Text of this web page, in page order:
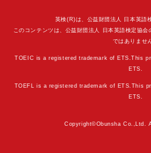
英検(R)は、公益財団法人 日本英語
このコンテンツは、公益財団法人 日本英語検定協
ではありませ
TOEIC is a registered trademark of ETS.This
ETS.
TOEFL is a registered trademark of ETS.This
ETS.
Copyright©Obunsha Co.,Ltd.